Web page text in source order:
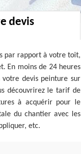
devis
par rapport à votre toit,
En moins de 24 heures
devis peinture sur
découvrirez le tarif de
à acquérir pour le
du chantier avec les
etc.